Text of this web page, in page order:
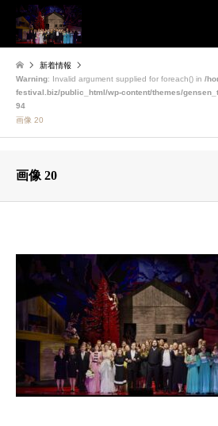
新着情報
Warning: Invalid argument supplied for foreach() in /
festival.biz/public_html/wp-content/themes/
94
画像 20
画像 20